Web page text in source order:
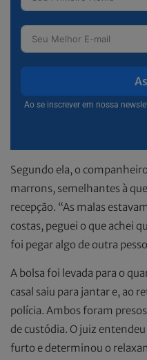
Ao se inscrever em nossa
Segundo ela, o
marrons, semelhantes à
recepção. “As malas
costas, peguei o que achei
foi pegar algo de outra
A bolsa foi levada para o
casal saiu para jantar e, ao
polícia. Ambos foram
de custódia. O juiz
furto e determinou o